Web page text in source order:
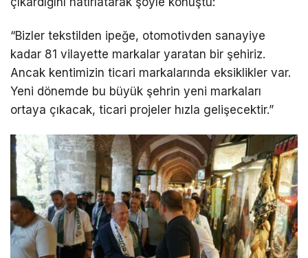
“Bizler tekstilden ipeğe, otomotivden sanayiye
kadar 81 vilayette markalar yaratan bir şehiriz.
Ancak kentimizin ticari markalarında eksiklikler var.
Yeni dönemde bu büyük şehrin yeni markaları
ortaya çıkacak, ticari projeler hızla gelişecektir.”